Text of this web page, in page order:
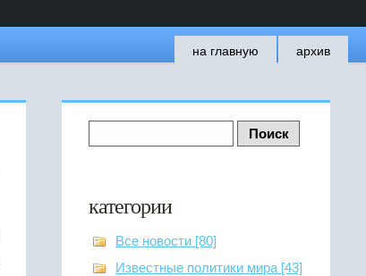
на главную архив
категории
Все новости [80]
Известные политики мира [43]